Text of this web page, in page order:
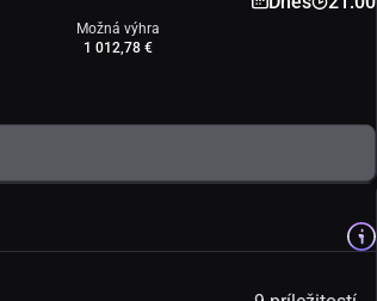
Možná výhra
1 012,78 €